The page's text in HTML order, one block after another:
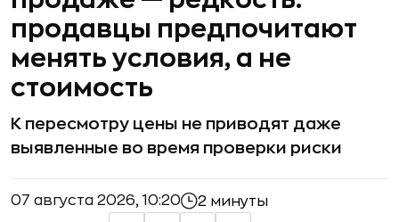
продавцы предпочитают
менять условия, а не
стоимость
К пересмотру цены не приводят даже
выявленные во время проверки риски
07 августа 2026, 10:20 2 минуты